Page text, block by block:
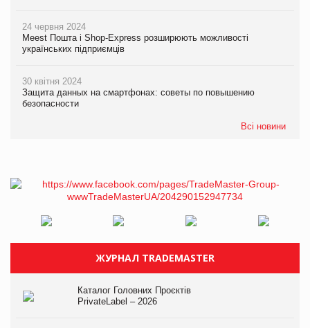
24 червня 2024
Meest Пошта і Shop-Express розширюють можливості
українських підприємців
30 квітня 2024
Защита данных на смартфонах: советы по повышению
безопасности
Всі новини
ЖУРНАЛ TRADEMASTER
Каталог Головних Проєктів
PrivateLabel – 2026